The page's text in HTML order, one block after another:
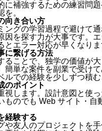
に補強するための練習問
。
向き合い方
ングの学習過程で避けて
因を探す力が大事です。
とエラー対応が早くなりま
に繋げる方法
ることで、独学の価値が
簡単な案件を副業で受け
ルでの経験を少しずつ積
のポイント
視します。設計意図と使
ものでも Web サイト・
経験する
や友人のプロジェクトを